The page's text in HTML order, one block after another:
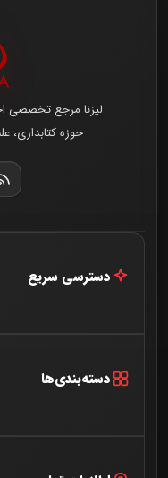
لیزنا مرجع تخصصی
حوزه
دسترسی سریع
خانه
اخبار و مقالات
دسته‌بندی‌ها
آخرین اخبار